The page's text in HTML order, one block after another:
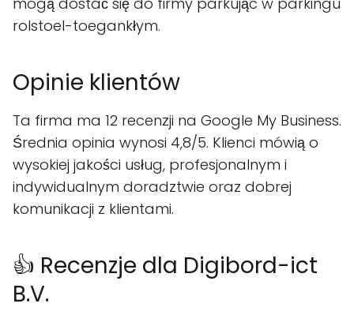
rolstoel-toegankłym.
Opinie klientów
Ta firma ma 12 recenzji na Google My Business.
Średnia opinia wynosi 4,8/5. Klienci mówią o
wysokiej jakości usług, profesjonalnym i
indywidualnym doradztwie oraz dobrej
komunikacji z klientami.
👍 Recenzje dla Digibord-ict
B.V.